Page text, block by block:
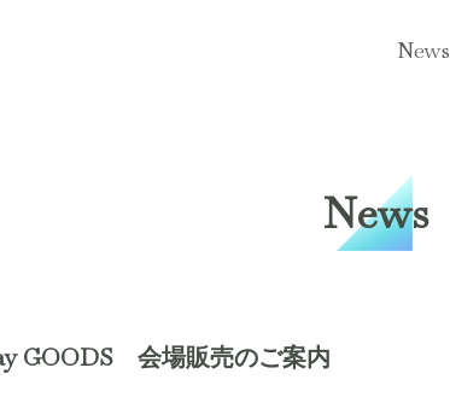
News
News
GOODS 会場販売のご案内